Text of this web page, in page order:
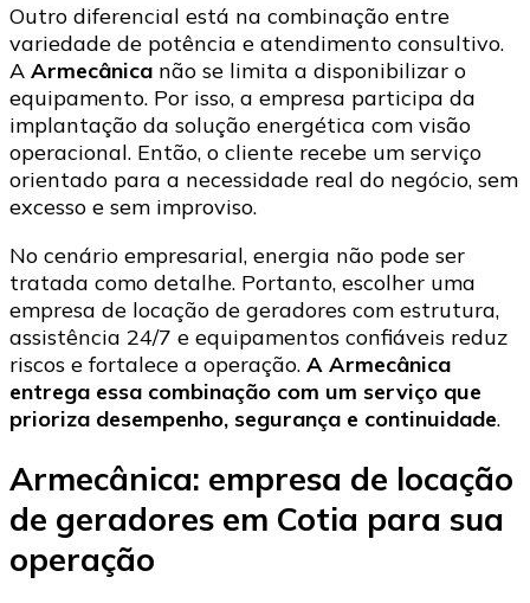
Outro diferencial está na combinação entre
variedade de potência e atendimento consultivo.
A Armecânica não se limita a disponibilizar o
equipamento. Por isso, a empresa participa da
implantação da solução energética com visão
operacional. Então, o cliente recebe um serviço
orientado para a necessidade real do negócio, sem
excesso e sem improviso.
No cenário empresarial, energia não pode ser
tratada como detalhe. Portanto, escolher uma
empresa de locação de geradores com estrutura,
assistência 24/7 e equipamentos confiáveis reduz
riscos e fortalece a operação. A Armecânica
entrega essa combinação com um serviço que
prioriza desempenho, segurança e continuidade.
Armecânica: empresa de locação
de geradores em Cotia para sua
operação